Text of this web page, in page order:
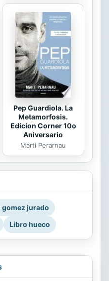
Pep Guardiola. La
Metamorfosis.
Edicion Corner 10o
Aniversario
Marti Perarnau
gomez jurado
Libro hueco